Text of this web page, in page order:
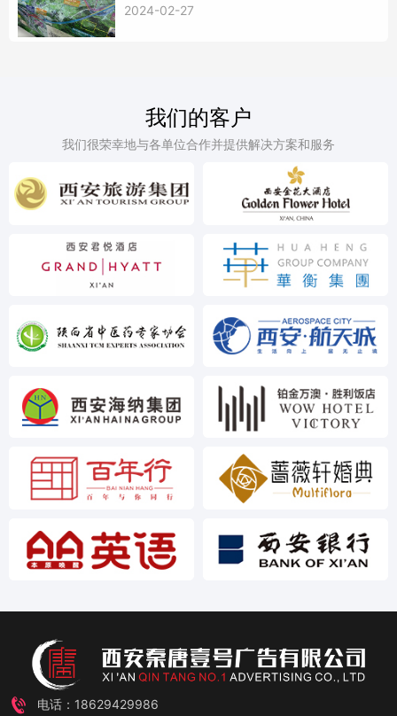
2024-02-27
我们的客户
我们很荣幸地与各单位合作并提供解决方案和服务
电话：18629429986